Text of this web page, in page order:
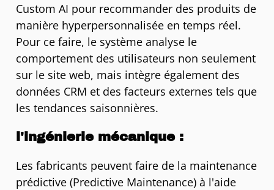
Custom AI pour recommander des produits de
manière hyperpersonnalisée en temps réel.
Pour ce faire, le système analyse le
comportement des utilisateurs non seulement
sur le site web, mais intègre également des
données CRM et des facteurs externes tels que
les tendances saisonnières.
l'ingénierie mécanique :
Les fabricants peuvent faire de la maintenance
prédictive (Predictive Maintenance) à l'aide